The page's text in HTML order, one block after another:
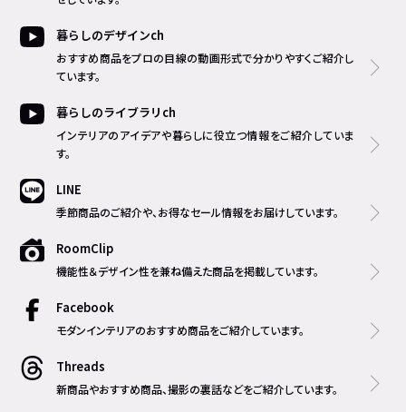
暮らしのデザインch
おすすめ商品をプロの目線の動画形式で分かりやすくご紹介し
ています。
暮らしのライブラリch
インテリアのアイデアや暮らしに役立つ情報をご紹介していま
す。
LINE
季節商品のご紹介や、お得なセール情報をお届けしています。
RoomClip
機能性＆デザイン性を兼ね備えた商品を掲載しています。
Facebook
モダンインテリアのおすすめ商品をご紹介しています。
Threads
新商品やおすすめ商品、撮影の裏話などをご紹介しています。